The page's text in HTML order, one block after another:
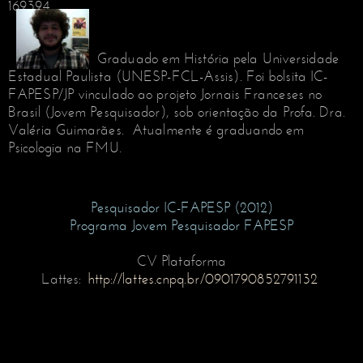
169394
Graduado em História pela Universidade
Estadual Paulista (UNESP-FCL-Assis). Foi bolsita IC-
FAPESP/JP vinculado ao projeto Jornais Franceses no
Brasil (Jovem Pesquisador), sob orientação da Profa. Dra.
Valéria Guimarães. Atualmente é graduando em
Psicologia na FMU.
Pesquisador IC-FAPESP (2012)
Programa Jovem Pesquisador FAPESP
CV Plataforma
Lattes:
http://lattes.cnpq.br/0901790852791132